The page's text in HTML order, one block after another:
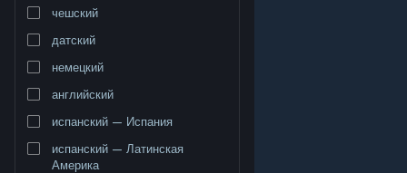
чешский
датский
немецкий
английский
испанский — Испания
испанский — Латинская
Америка